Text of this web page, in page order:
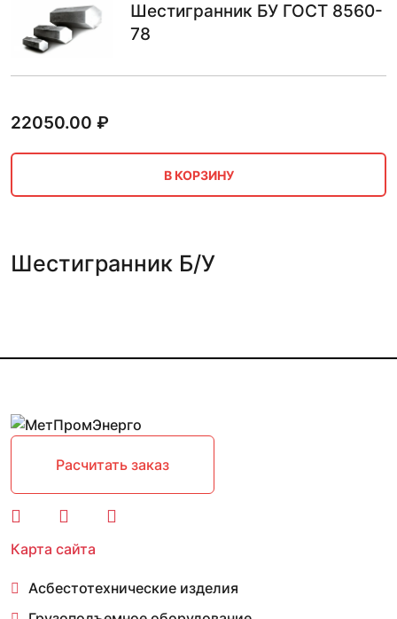
Шестигранник БУ ГОСТ 8560-
78
22050.00 ₽
В КОРЗИНУ
Шестигранник Б/У
Расчитать заказ
Карта сайта
Асбестотехнические изделия